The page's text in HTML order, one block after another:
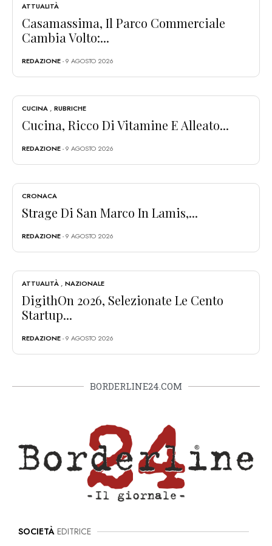
ATTUALITÀ
Casamassima, Il Parco Commerciale
Cambia Volto:...
REDAZIONE- 9 AGOSTO 2026
CUCINA , RUBRICHE
Cucina, Ricco Di Vitamine E Alleato...
REDAZIONE- 9 AGOSTO 2026
CRONACA
Strage Di San Marco In Lamis,...
REDAZIONE- 9 AGOSTO 2026
ATTUALITÀ , NAZIONALE
DigithOn 2026, Selezionate Le Cento
Startup...
REDAZIONE- 9 AGOSTO 2026
BORDERLINE24.COM
SOCIETÀ EDITRICE